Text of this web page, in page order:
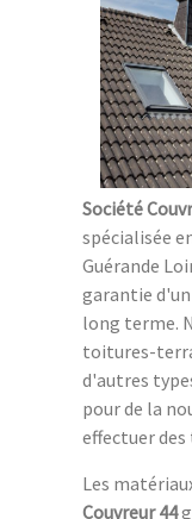
Société
spécialisée
Guérande
garantie d'un
long terme.
toitures-
d'autres
pour de la
effectuer
Les
Couvreur 44